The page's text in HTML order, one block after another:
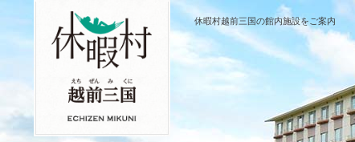
休暇村越前三国の館内施設をご案内